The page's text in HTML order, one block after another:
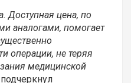
Доступная цена, по
аналогами, помогает
операции, не теряя
медицинской